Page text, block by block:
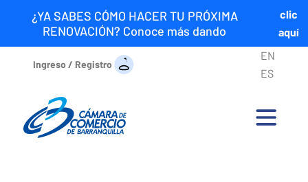
¿YA SABES CÓMO HACER TU PRÓXIMA
RENOVACIÓN? Conoce más dando
clic
aquí
Ingreso / Registro
EN
ES